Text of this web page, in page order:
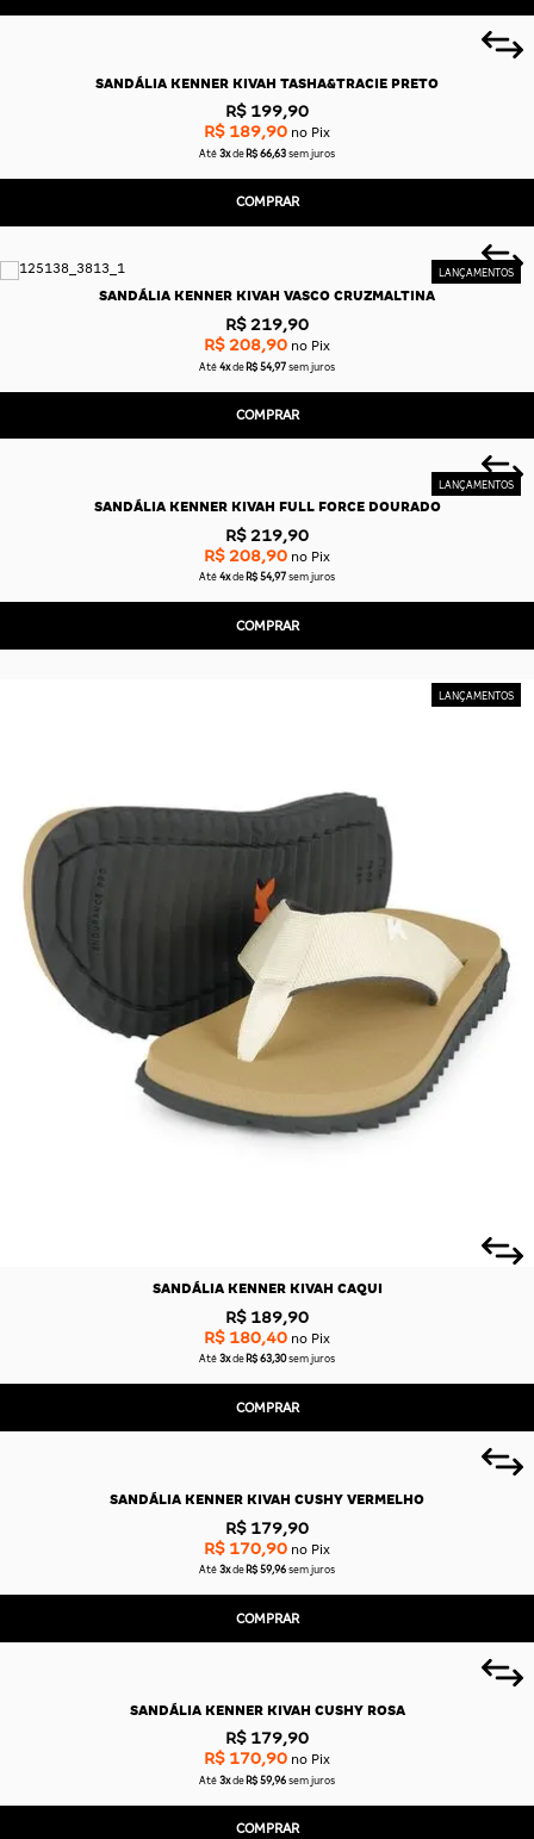
SANDÁLIA KENNER KIVAH TASHA&TRACIE PRETO
R$ 199,90
R$ 189,90 no Pix
Até 3x de R$ 66,63 sem juros
COMPRAR
SANDÁLIA KENNER KIVAH VASCO CRUZMALTINA
R$ 219,90
R$ 208,90 no Pix
Até 4x de R$ 54,97 sem juros
COMPRAR
SANDÁLIA KENNER KIVAH FULL FORCE DOURADO
R$ 219,90
R$ 208,90 no Pix
Até 4x de R$ 54,97 sem juros
COMPRAR
SANDÁLIA KENNER KIVAH CAQUI
R$ 189,90
R$ 180,40 no Pix
Até 3x de R$ 63,30sem juros
COMPRAR
SANDÁLIA KENNER KIVAH CUSHY VERMELHO
R$ 179,90
R$ 170,90 no Pix
Até 3x de R$ 59,96 sem juros
COMPRAR
SANDÁLIA KENNER KIVAH CUSHY ROSA
R$ 179,90
R$ 170,90 no Pix
Até 3x de R$ 59,96 sem juros
COMPRAR